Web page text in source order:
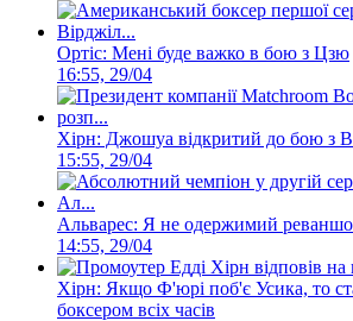
Ортіс: Мені буде важко в бою з Цзю
16:55, 29/04
Хірн: Джошуа відкритий до бою з
15:55, 29/04
Альварес: Я не одержимий
14:55, 29/04
Хірн: Якщо Ф'юрі поб'є Усика, то
боксером всіх часів